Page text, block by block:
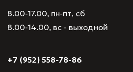
8.00-17.00, пн-пт, сб
8.00-14.00, вс - выходной
+7 (952) 558-78-86